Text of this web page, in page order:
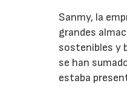
Sanmy, la
grandes
sostenibles y
se han
estaba